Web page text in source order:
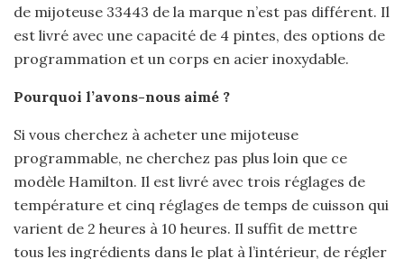
de mijoteuse 33443 de la marque n’est pas différent. Il
est livré avec une capacité de 4 pintes, des options de
programmation et un corps en acier inoxydable.
Pourquoi l’avons-nous aimé ?
Si vous cherchez à acheter une mijoteuse
programmable, ne cherchez pas plus loin que ce
modèle Hamilton. Il est livré avec trois réglages de
température et cinq réglages de temps de cuisson qui
varient de 2 heures à 10 heures. Il suffit de mettre
tous les ingrédients dans le plat à l’intérieur, de régler